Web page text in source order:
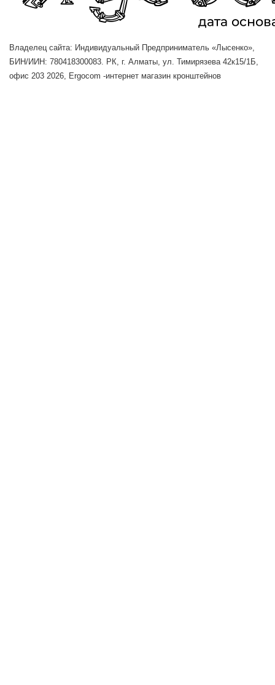
Владелец сайта: Индивидуальный Предприниматель «Лысенко»,
БИН/ИИН: 780418300083. РК, г. Алматы, ул. Тимирязева 42к15/1Б,
офис 203 2026, Ergocom -интернет магазин кронштейнов